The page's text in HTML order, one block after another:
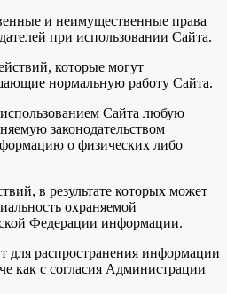
и неимущественные права
при использовании Сайта.
которые могут
нормальную работу Сайта.
Сайта любую
законодательством
о физических либо
в результате которых может
охраняемой
Федерации информации.
для распространения информации
как с согласия Администрации